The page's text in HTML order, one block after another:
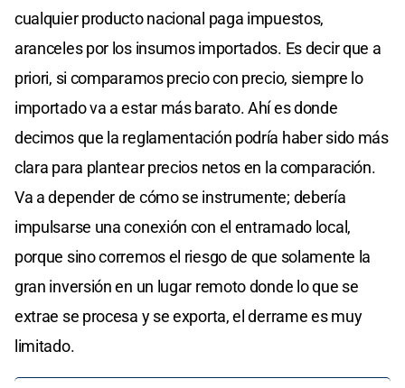
cualquier producto nacional paga impuestos,
aranceles por los insumos importados. Es decir que a
priori, si comparamos precio con precio, siempre lo
importado va a estar más barato. Ahí es donde
decimos que la reglamentación podría haber sido más
clara para plantear precios netos en la comparación.
Va a depender de cómo se instrumente; debería
impulsarse una conexión con el entramado local,
porque sino corremos el riesgo de que solamente la
gran inversión en un lugar remoto donde lo que se
extrae se procesa y se exporta, el derrame es muy
limitado.